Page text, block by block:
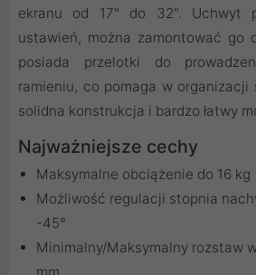
ekranu od 17" do 32". Uchwyt
ustawień, można zamontować go
posiada przelotki do
ramieniu, co pomaga w organizacji
solidna konstrukcja i bardzo łatwy
Najważniejsze cechy
Maksymalne obciążenie do 16 kg
Możliwość regulacji stopnia
-45°
Minimalny/Maksymalny rozstaw